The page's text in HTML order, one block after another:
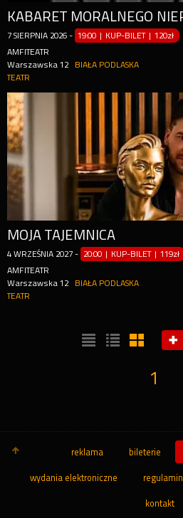
7 SIERPNIA 2026 - 19:00 | KUP-BILET |120zł
AMFITEATR
Warszawska 12
BIAŁA PODLASKA
TEATR
MOJA TAJEMNICA
4 WRZEŚNIA 2027 - 20:00 | KUP-BILET |119zł
AMFITEATR
Warszawska 12
BIAŁA PODLASKA
TEATR
1
reklama bileterie
wydania elektroniczne regulamin
kontakt